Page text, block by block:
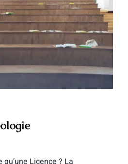
Protestante
qu’une Licence ? La